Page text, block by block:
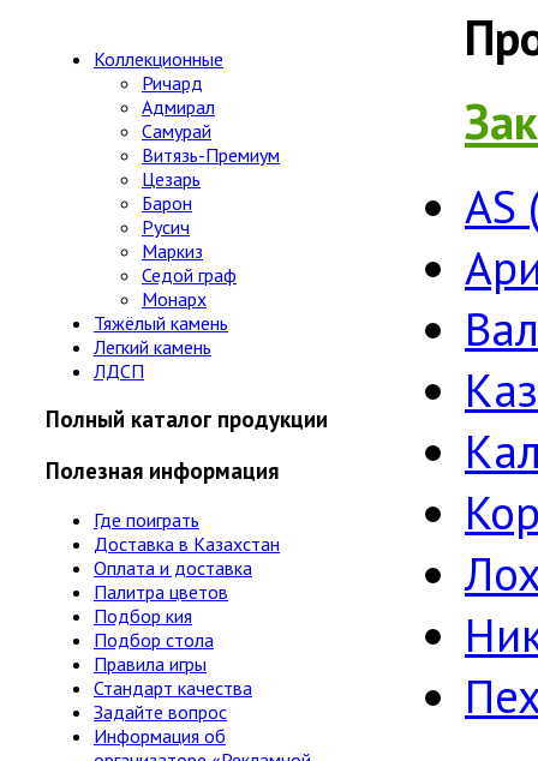
Коллекционные
Ричард
Адмирал
Самурай
Витязь-Премиум
Цезарь
Барон
Русич
Маркиз
Седой граф
Монарх
Тяжёлый камень
Легкий камень
ЛДСП
Полный каталог продукции
Полезная информация
Где поиграть
Доставка в Казахстан
Оплата и доставка
Палитра цветов
Подбор кия
Подбор стола
Правила игры
Стандарт качества
Задайте вопрос
Информация об
AS